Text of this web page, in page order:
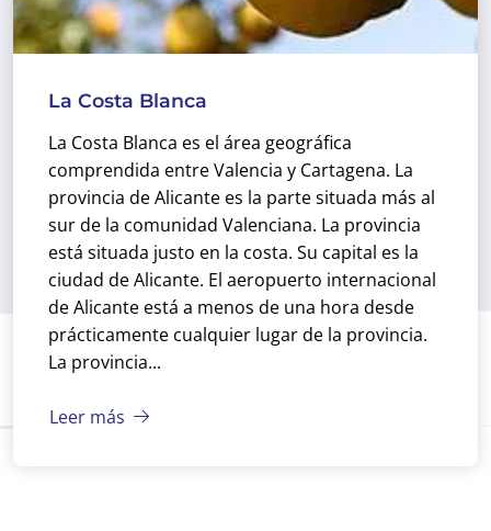
La Costa Blanca
La Costa Blanca es el área geográfica
comprendida entre Valencia y Cartagena. La
provincia de Alicante es la parte situada más al
sur de la comunidad Valenciana. La provincia
está situada justo en la costa. Su capital es la
ciudad de Alicante. El aeropuerto internacional
de Alicante está a menos de una hora desde
prácticamente cualquier lugar de la provincia.
La provincia...
Leer más